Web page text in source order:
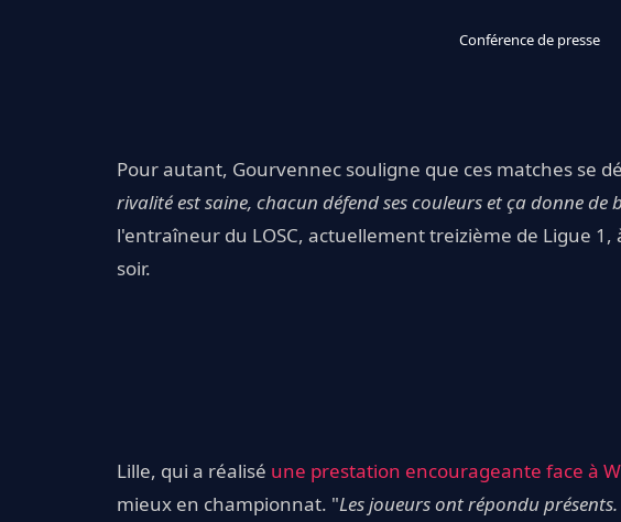
Conférence de presse
Pour autant, Gourvennec souligne que ces matches se
rivalité est saine, chacun défend ses couleurs et ça donne de
l'entraîneur du LOSC, actuellement treizième de Ligue
soir.
Lille, qui a réalisé une prestation encourageante face à
mieux en championnat. "Les joueurs ont répondu